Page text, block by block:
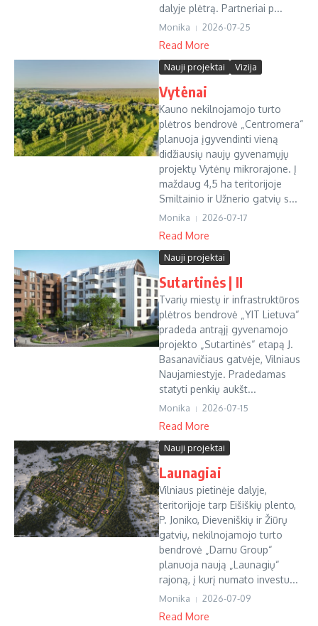
dalyje plėtrą. Partneriai p...
Monika 2026-07-25
Read More
Nauji projektai Vizija
Vytėnai
Kauno nekilnojamojo turto
plėtros bendrovė „Centromera“
planuoja įgyvendinti vieną
didžiausių naujų gyvenamųjų
projektų Vytėnų mikrorajone. Į
maždaug 4,5 ha teritorijoje
Smiltainio ir Užnerio gatvių s...
Monika 2026-07-17
Read More
Nauji projektai
Sutartinės | II
Tvarių miestų ir infrastruktūros
plėtros bendrovė „YIT Lietuva“
pradeda antrąjį gyvenamojo
projekto „Sutartinės“ etapą J.
Basanavičiaus gatvėje, Vilniaus
Naujamiestyje. Pradedamas
statyti penkių aukšt...
Monika 2026-07-15
Read More
Nauji projektai
Launagiai
Vilniaus pietinėje dalyje,
teritorijoje tarp Eišiškių plento,
P. Joniko, Dieveniškių ir Žiūrų
gatvių, nekilnojamojo turto
bendrovė „Darnu Group“
planuoja naują „Launagių“
rajoną, į kurį numato investu...
Monika 2026-07-09
Read More